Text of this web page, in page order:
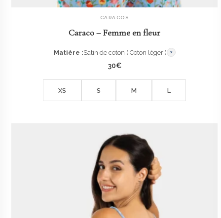
AJOUTER AU PANIER
CARACOS
Caraco – Femme en fleur
Matière :Satin de coton ( Coton léger ) ?
30€
XS S M L